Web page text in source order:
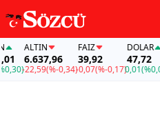
ALTIN
6.637,96
-22,59(%-0,34)
39,92
-0,07(%-0,17)
DOLAR
47,72
0,01(%0,01)-